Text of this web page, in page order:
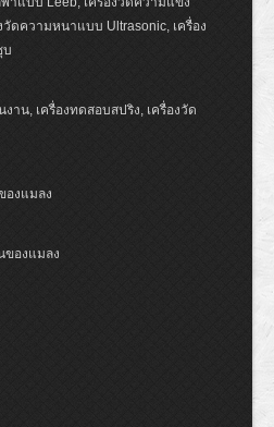
ดความหนาแบบ Ultrasonic, เครื่อง
บ
าน, เครื่องทดสอบสปริง, เครื่องวัด
องแมลง
องแมลง